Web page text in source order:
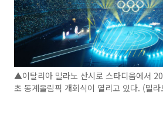
▲이탈리아 밀라노 산시로 스타디움에서
초 동계올림픽 개회식이 열리고 있다. (밀